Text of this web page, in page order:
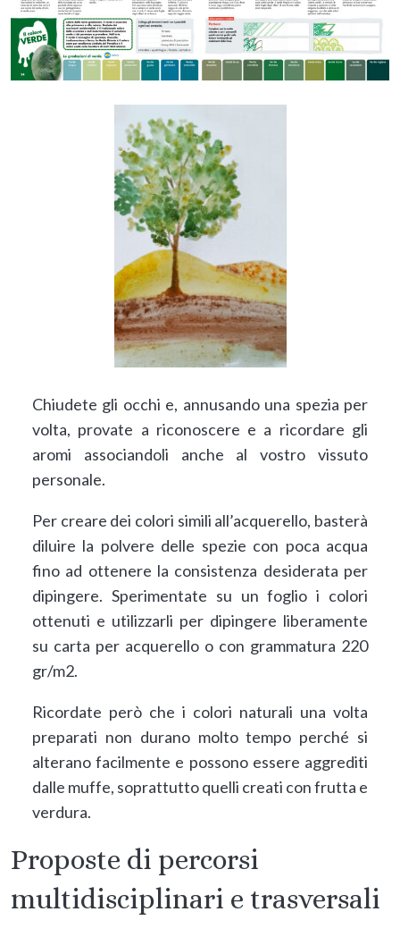
Chiudete gli occhi e, annusando una spezia per
volta, provate a riconoscere e a ricordare gli
aromi associandoli anche al vostro vissuto
personale.
Per creare dei colori simili all’acquerello, basterà
diluire la polvere delle spezie con poca acqua
fino ad ottenere la consistenza desiderata per
dipingere. Sperimentate su un foglio i colori
ottenuti e utilizzarli per dipingere liberamente
su carta per acquerello o con grammatura 220
gr/m2.
Ricordate però che i colori naturali una volta
preparati non durano molto tempo perché si
alterano facilmente e possono essere aggrediti
dalle muffe, soprattutto quelli creati con frutta e
verdura.
Proposte di percorsi
multidisciplinari e trasversali